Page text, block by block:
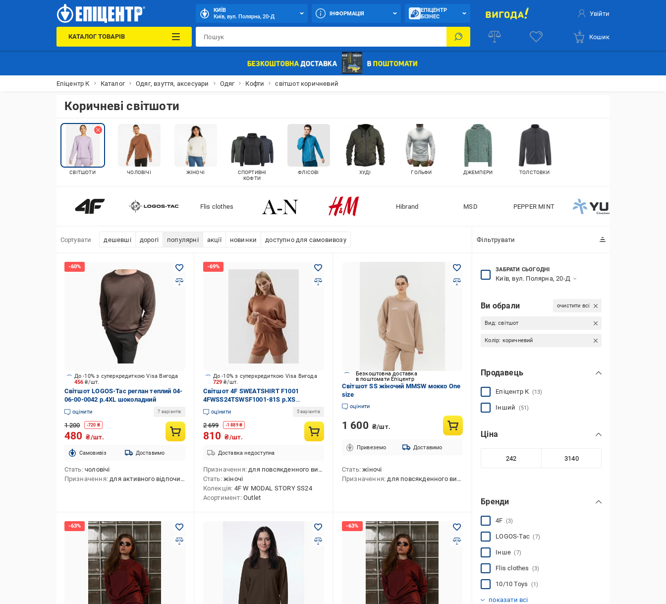
КИЇВ
Київ, вул. Полярна, 20-Д
ІНФОРМАЦІЯ
ЕПІЦЕНТР
БІЗНЕС
Увійти
КАТАЛОГ ТОВАРІВ Кошик
Епіцентр К Каталог Одяг, взуття, аксесуари Одяг Кофти світшот коричневий
Коричневі світшоти
СВІТШОТИ ЧОЛОВІЧІ ЖІНОЧІ
СПОРТИВНІ
КОФТИ
ФЛІСОВІ ХУДІ ГОЛЬФИ ДЖЕМПЕРИ ТОЛСТОВКИ
Flis clothes Hibrand MSD PEPPER MINT
Сортувати дешевші дорогі популярні акції новинки доступно для самовивозу Фільтрувати
456₴/шт.
До -10% з суперкредиткою Visa Вигода
Світшот LOGOS-Tac реглан теплий 04-
06-00-0042 р.4XL шоколадний
оцінити 7 варіантів
1 200 -720 ₴
480 ₴/шт.
Cамовивіз Доставимо
Стать чоловічі
Призначення для активного відпочинку,для повсякденного використання
729₴/шт.
До -10% з суперкредиткою Visa Вигода
Світшот 4F SWEATSHIRT F1001
4FWSS24TSWSF1001-81S р.XS
коричневий
оцінити 5 варіантів
2 699 -1 889₴
810 ₴/шт.
Доставка недоступна
Призначення для повсякденного використання
Стать жіночі
Колекція 4F W MODAL STORY SS24
Асортимент Outlet
Безкоштовна доставка
в поштомати Епіцентр
Світшот SS жіночий MMSW мокко One
size
оцінити
1 600 ₴/шт.
Привеземо Доставимо
Стать жіночі
Призначення для повсякденного використання
ЗАБРАТИ СЬОГОДНІ
Київ, вул. Полярна, 20-Д
Ви обрали очистити всі
Вид:світшот
Колір: коричневий
Продавець
Епіцентр К (13)
Інший (51)
Ціна
Бренди
4F (3)
LOGOS-Tac(7)
Інше(7)
Flis clothes (3)
10/10 Toys (1)
показати всі